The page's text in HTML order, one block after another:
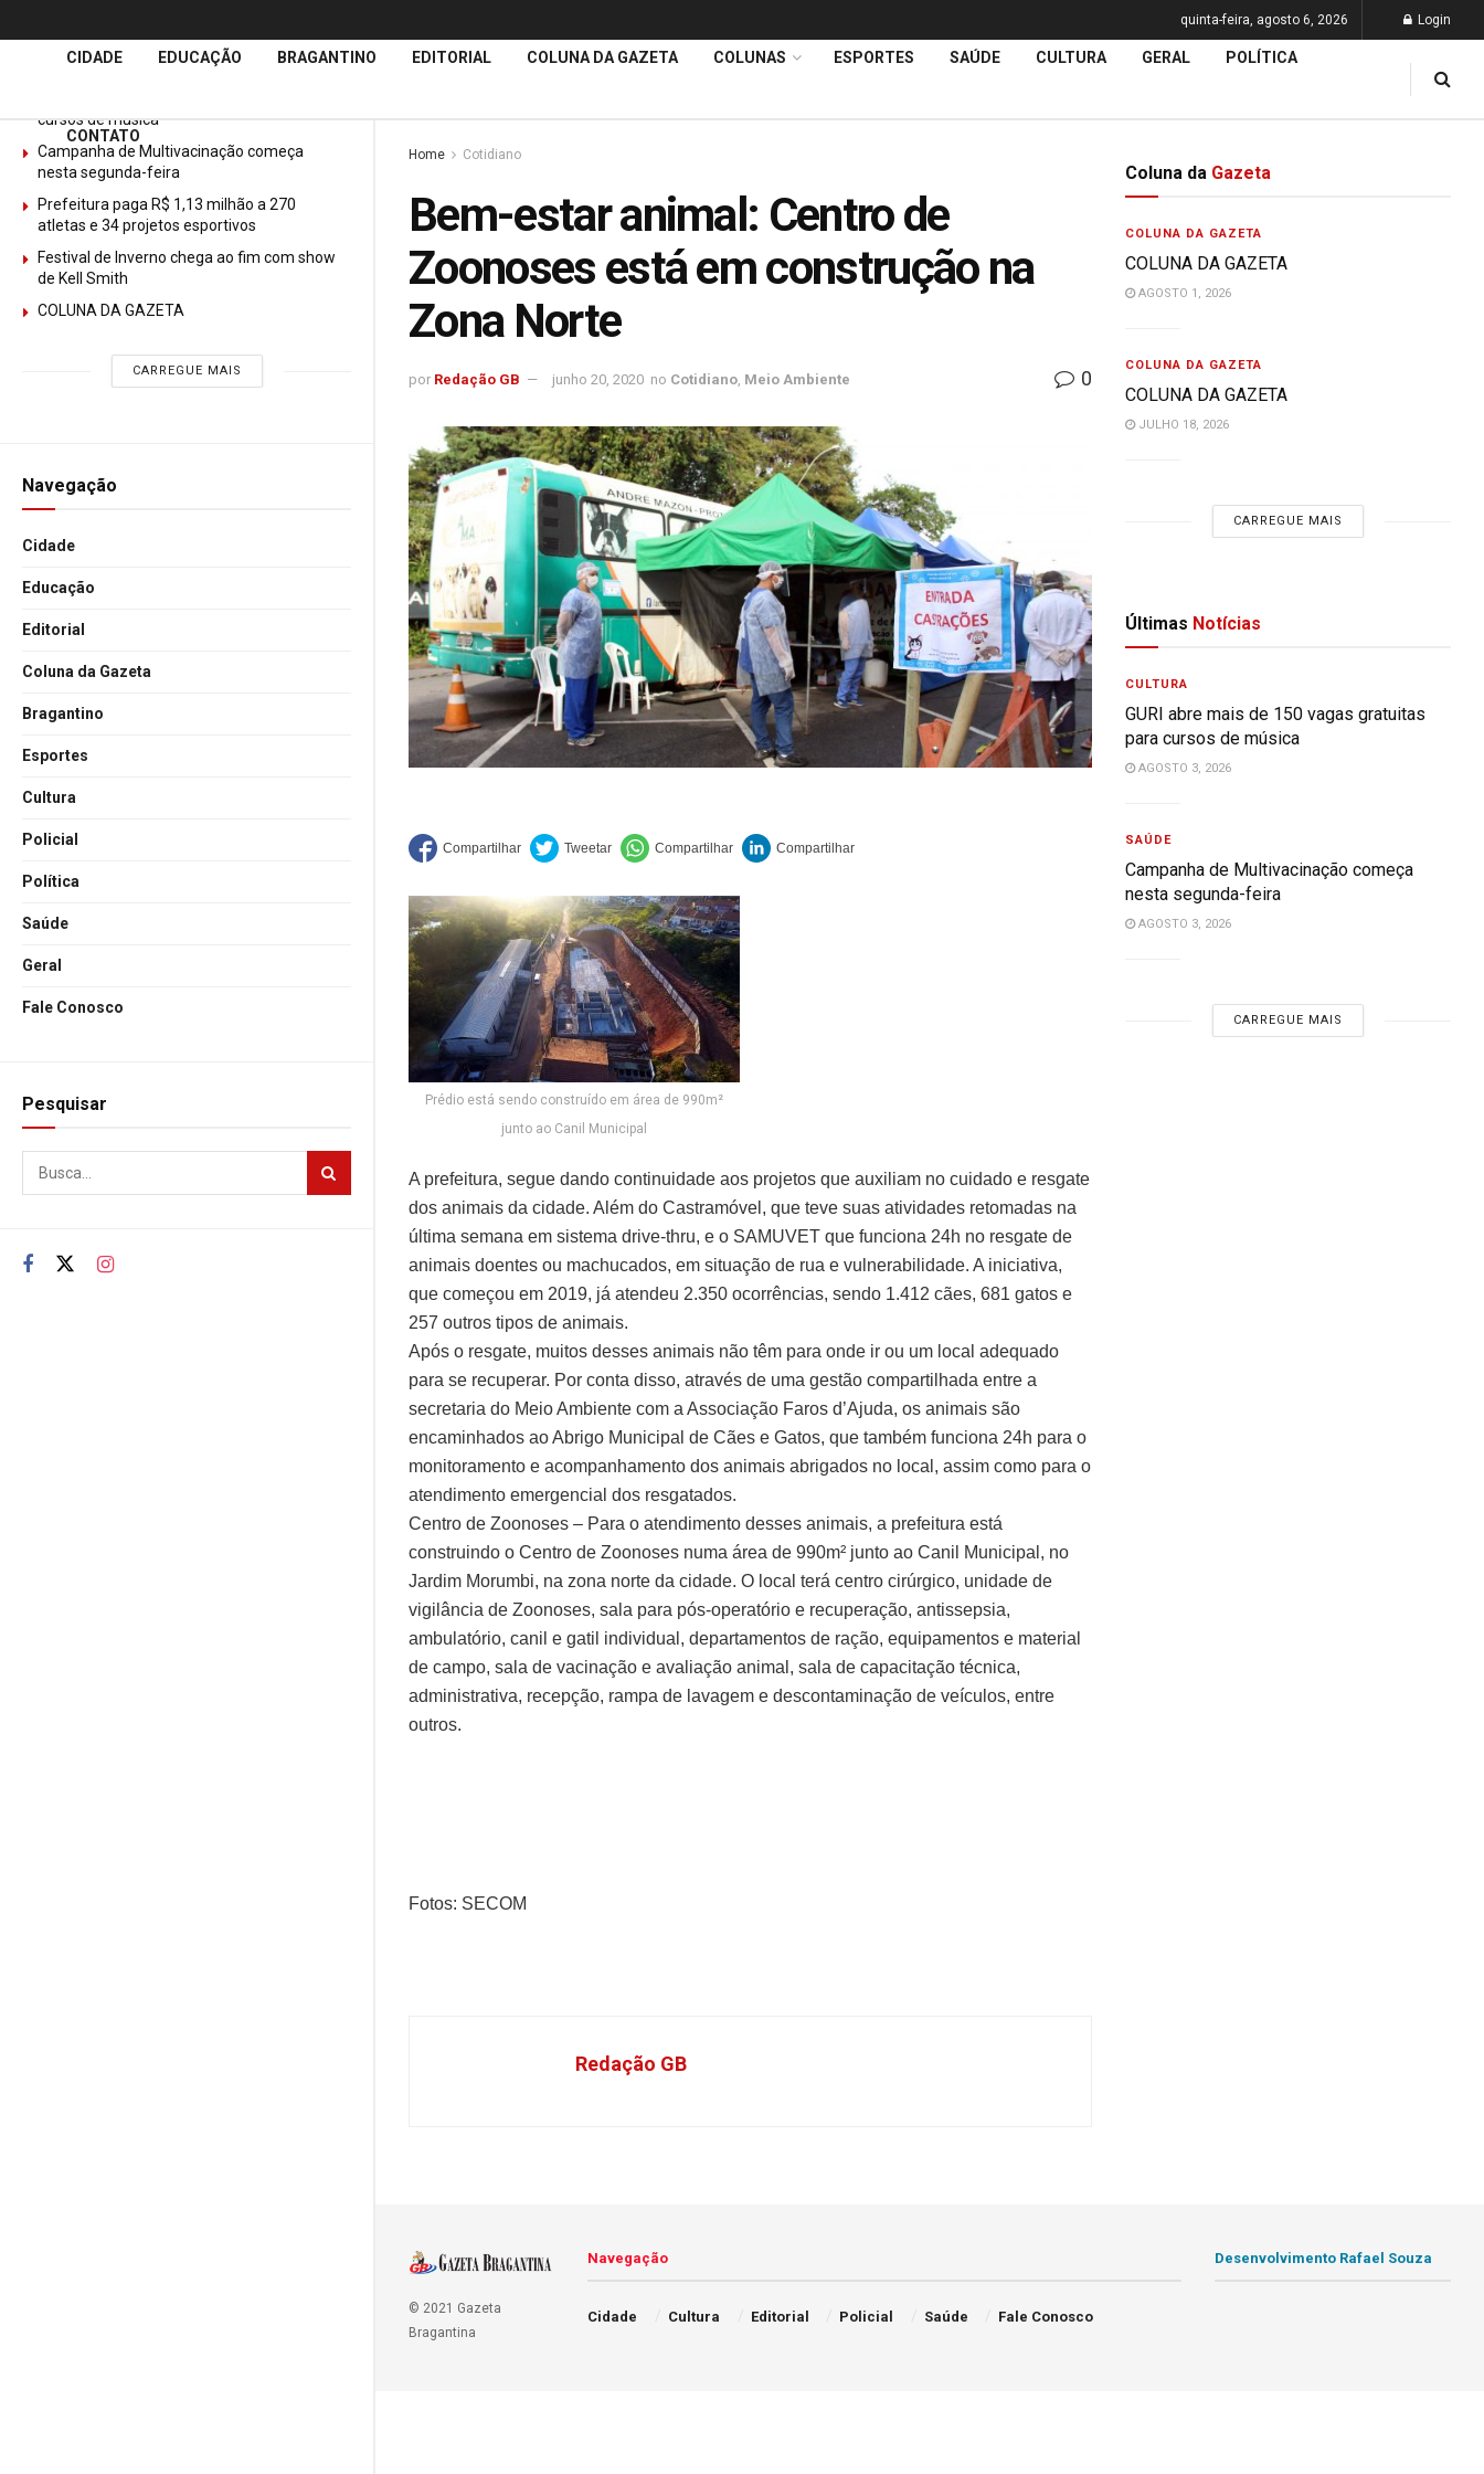
ÚltimasNotícias
cursos de música
Campanha de Multivacinação começa
nesta segunda-feira
Prefeitura paga R$ 1,13 milhão a 270
atletas e 34 projetos esportivos
Festival de Inverno chega ao fim com show
de Kell Smith
COLUNA DA GAZETA
CARREGUE MAIS
Navegação
Cidade
Educação
Editorial
Coluna da Gazeta
Bragantino
Esportes
Cultura
Policial
Política
Saúde
Geral
Fale Conosco
Pesquisar
quinta-feira, agosto 6, 2026 Login
CIDADE EDUCAÇÃO BRAGANTINO EDITORIAL COLUNA DA GAZETA COLUNAS ESPORTES SAÚDE CULTURA GERAL POLÍTICA
CONTATO
Home Cotidiano
Bem-estar animal: Centro de
Zoonoses está em construção na
Zona Norte
por Redação GB junho 20, 2020 no Cotidiano Meio Ambiente 0
Prédio está sendo construído em área de 990m²
junto ao Canil Municipal
A prefeitura, segue dando continuidade aos projetos que auxiliam no cuidado e resgate
dos animais da cidade. Além do Castramóvel, que teve suas atividades retomadas na
última semana em sistema drive-thru, e o SAMUVET que funciona 24h no resgate de
animais doentes ou machucados, em situação de rua e vulnerabilidade. A iniciativa,
que começou em 2019, já atendeu 2.350 ocorrências, sendo 1.412 cães, 681 gatos e
257 outros tipos de animais.
Após o resgate, muitos desses animais não têm para onde ir ou um local adequado
para se recuperar. Por conta disso, através de uma gestão compartilhada entre a
secretaria do Meio Ambiente com a Associação Faros d’Ajuda, os animais são
encaminhados ao Abrigo Municipal de Cães e Gatos, que também funciona 24h para o
monitoramento e acompanhamento dos animais abrigados no local, assim como para o
atendimento emergencial dos resgatados.
Centro de Zoonoses – Para o atendimento desses animais, a prefeitura está
construindo o Centro de Zoonoses numa área de 990m² junto ao Canil Municipal, no
Jardim Morumbi, na zona norte da cidade. O local terá centro cirúrgico, unidade de
vigilância de Zoonoses, sala para pós-operatório e recuperação, antissepsia,
ambulatório, canil e gatil individual, departamentos de ração, equipamentos e material
de campo, sala de vacinação e avaliação animal, sala de capacitação técnica,
administrativa, recepção, rampa de lavagem e descontaminação de veículos, entre
outros.
Fotos: SECOM
Redação GB
Coluna da Gazeta
COLUNA DA GAZETA
COLUNA DA GAZETA
AGOSTO 1, 2026
COLUNA DA GAZETA
COLUNA DA GAZETA
JULHO 18, 2026
CARREGUE MAIS
Últimas Notícias
CULTURA
GURI abre mais de 150 vagas gratuitas
para cursos de música
AGOSTO 3, 2026
SAÚDE
Campanha de Multivacinação começa
nesta segunda-feira
AGOSTO 3, 2026
CARREGUE MAIS
© 2021 Gazeta
Bragantina
Navegação
Cidade Cultura Editorial Policial Saúde Fale Conosco
Desenvolvimento Rafael Souza